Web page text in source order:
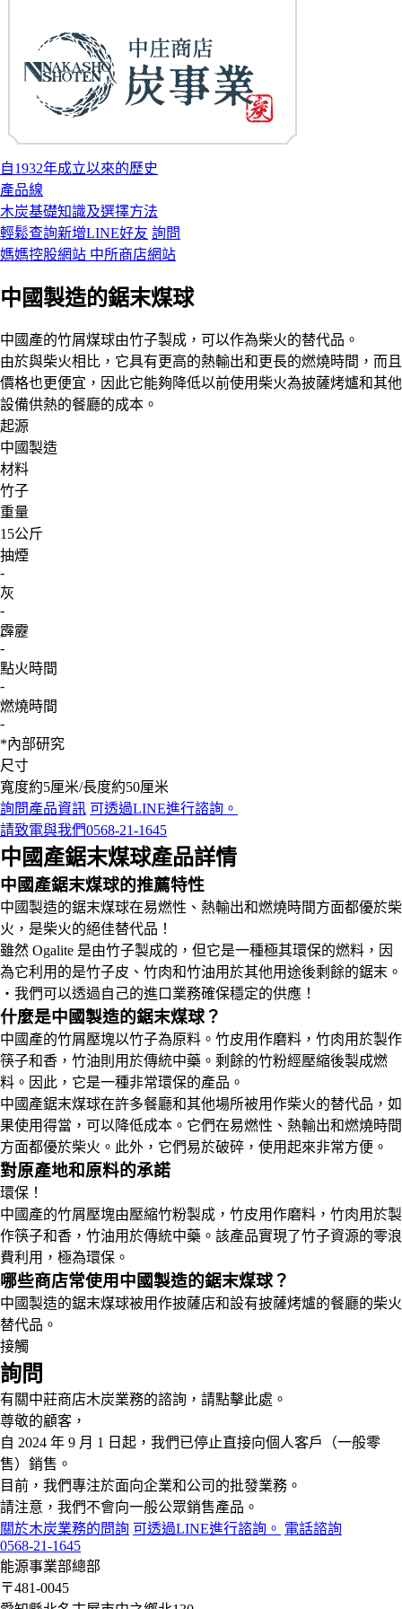
自1932年成立以來的歷史
產品線
木炭基礎知識及選擇方法
輕鬆查詢新增LINE好友 詢問
媽媽控股網站 中所商店網站
中國製造的鋸末煤球
中國產的竹屑煤球由竹子製成，可以作為柴火的替代品。
由於與柴火相比，它具有更高的熱輸出和更長的燃燒時間，而且
價格也更便宜，因此它能夠降低以前使用柴火為披薩烤爐和其他
設備供熱的餐廳的成本。
起源
中國製造
材料
竹子
重量
15公斤
抽煙
-
灰
-
霹靂
-
點火時間
-
燃燒時間
-
*內部研究
尺寸
寬度約5厘米/長度約50厘米
詢問產品資訊 可透過LINE進行諮詢。
請致電與我們0568-21-1645
中國產鋸末煤球產品詳情
中國產鋸末煤球的推薦特性
中國製造的鋸末煤球在易燃性、熱輸出和燃燒時間方面都優於柴
火，是柴火的絕佳替代品！
雖然 Ogalite 是由竹子製成的，但它是一種極其環保的燃料，因
為它利用的是竹子皮、竹肉和竹油用於其他用途後剩餘的鋸末。
・我們可以透過自己的進口業務確保穩定的供應！
什麼是中國製造的鋸末煤球？
中國產的竹屑壓塊以竹子為原料。竹皮用作磨料，竹肉用於製作
筷子和香，竹油則用於傳統中藥。剩餘的竹粉經壓縮後製成燃
料。因此，它是一種非常環保的產品。
中國產鋸末煤球在許多餐廳和其他場所被用作柴火的替代品，如
果使用得當，可以降低成本。它們在易燃性、熱輸出和燃燒時間
方面都優於柴火。此外，它們易於破碎，使用起來非常方便。
對原產地和原料的承諾
環保！
中國產的竹屑壓塊由壓縮竹粉製成，竹皮用作磨料，竹肉用於製
作筷子和香，竹油用於傳統中藥。該產品實現了竹子資源的零浪
費利用，極為環保。
哪些商店常使用中國製造的鋸末煤球？
中國製造的鋸末煤球被用作披薩店和設有披薩烤爐的餐廳的柴火
替代品。
接觸
詢問
有關中莊商店木炭業務的諮詢，請點擊此處。
尊敬的顧客，
自 2024 年 9 月 1 日起，我們已停止直接向個人客戶（一般零
售）銷售。
目前，我們專注於面向企業和公司的批發業務。
請注意，我們不會向一般公眾銷售產品。
關於木炭業務的問詢 可透過LINE進行諮詢。 電話諮詢
0568-21-1645
能源事業部總部
〒481-0045